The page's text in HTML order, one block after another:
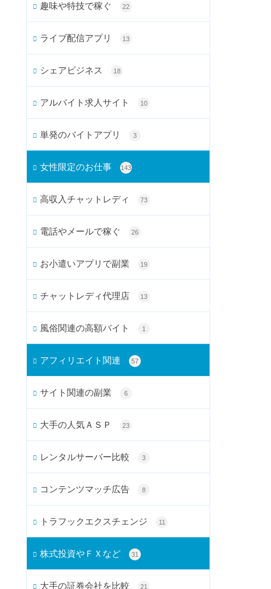
趣味や特技で稼ぐ 22
ライブ配信アプリ 13
シェアビジネス 18
アルバイト求人サイト 10
単発のバイトアプリ 3
女性限定のお仕事 143
高収入チャットレディ 73
電話やメールで稼ぐ 26
お小遣いアプリで副業 19
チャットレディ代理店 13
風俗関連の高額バイト 1
アフィリエイト関連 57
サイト関連の副業 6
大手の人気ＡＳＰ 23
レンタルサーバー比較 3
コンテンツマッチ広告 8
トラフックエクスチェンジ 11
株式投資やＦＸなど 31
大手の証券会社を比較 21